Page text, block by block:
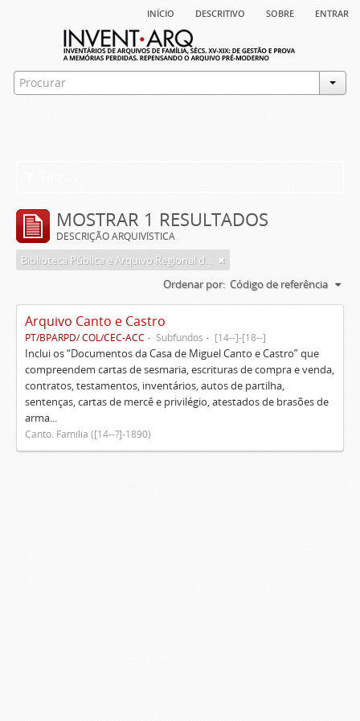
início descritivo sobre entrar
MOSTRAR 1 RESULTADOS
DESCRIÇÃO ARQUIVÍSTICA
Biblioteca Pública e Arquivo Regional de Ponta Delgada
Ordenar por: Código de referência
Arquivo Canto e Castro
PT/BPARPD/ COL/CEC-ACC Subfundos [14--]-[18--]
Inclui os “Documentos da Casa de Miguel Canto e Castro” que
compreendem cartas de sesmaria, escrituras de compra e venda,
contratos, testamentos, inventários, autos de partilha,
sentenças, cartas de mercê e privilégio, atestados de brasões de
arma...
Canto. Família ([14--?]-1890)